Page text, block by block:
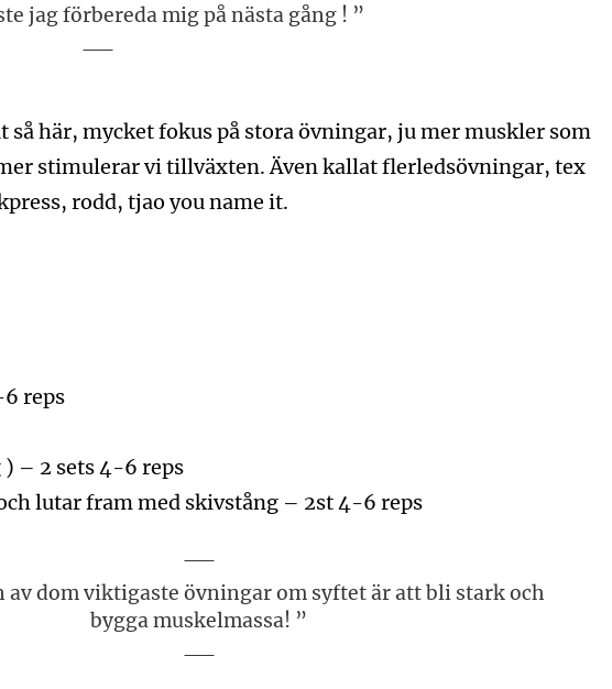
jag förbereda mig på nästa gång ! ”
så här, mycket fokus på stora övningar, ju mer muskler som
stimulerar vi tillväxten. Även kallat flerledsövningar, tex
rodd, tjao you name it.
reps
– 2 sets 4-6 reps
lutar fram med skivstång – 2st 4-6 reps
av dom viktigaste övningar om syftet är att bli stark och
bygga muskelmassa! ”